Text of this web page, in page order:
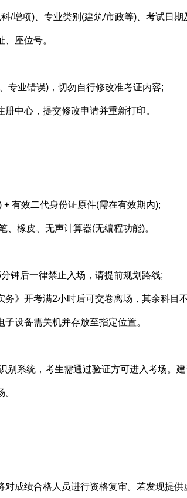
/增项)、专业类别(建筑/市政等)、考试日期
座位号。
专业错误)，切勿自行修改准考证内容;
中心，提交修改申请并重新打印。
有效二代身份证原件(需在有效期内);
、橡皮、无声计算器(无编程功能)。
钟后一律禁止入场，请提前规划路线;
务》开考满2小时后可交卷离场，其余科目
设备需关机并存放至指定位置。
别系统，考生需通过验证方可进入考场。
对成绩合格人员进行资格复审。若发现提